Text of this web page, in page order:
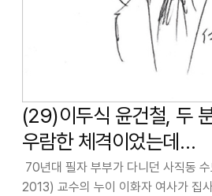
(29)이두식 윤건철, 두
우람한 체격이었는데…
70년대 필자 부부가 다니던 사직동
2013) 교수의 누이 이화자 여사가 집